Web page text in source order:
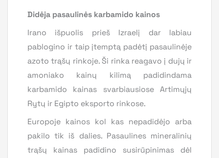
Didėja pasaulinės karbamido kainos
Irano išpuolis prieš Izraelį dar labiau
pablogino ir taip įtemptą padėtį pasaulinėje
azoto trąšų rinkoje. Ši rinka reagavo į dujų ir
amoniako kainų kilimą padidindama
karbamido kainas svarbiausiose Artimųjų
Rytų ir Egipto eksporto rinkose.
Europoje kainos kol kas nepadidėjo arba
pakilo tik iš dalies. Pasaulines mineralinių
trąšų kainas padidino susirūpinimas dėl